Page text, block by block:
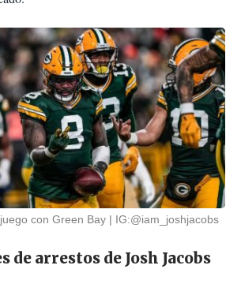
con Green Bay IG:@iam_joshjacobs
de arrestos de Josh Jacobs